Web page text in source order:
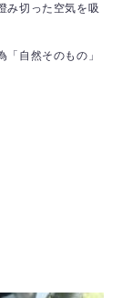
み切った空気を吸
自然そのもの」